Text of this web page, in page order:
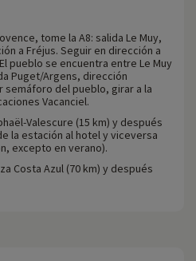
tome la A8: salida Le Muy,
a Fréjus. Seguir en dirección a
pueblo se encuentra entre Le Muy
Puget/Argens, dirección
semáforo del pueblo, girar a la
Vacanciel.
Valescure (15 km) y después
la estación al hotel y viceversa
excepto en verano).
Costa Azul (70 km) y después